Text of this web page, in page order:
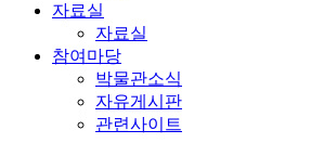
자료실
자료실
참여마당
박물관소식
자유게시판
관련사이트